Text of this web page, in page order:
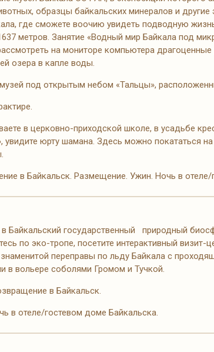
образцы байкальских минералов и другие
где сможете воочию увидеть подводную
метров. Занятие «Водный мир Байкала под
на мониторе компьютера
озера в капле воды.
под открытым небом «Тальцы»,
в церковно-приходской школе, в усадьбе
увидите юрту шамана. Здесь можно покататься
в Байкальск. Размещение. Ужин. Ночь в
Байкальский государственный природный
по эко-тропе, посетите интерактивный визит-
переправы по льду Байкала с
в вольере соболями Громом и Тучкой.
в Байкальск.
в отеле/гостевом доме Байкальска.